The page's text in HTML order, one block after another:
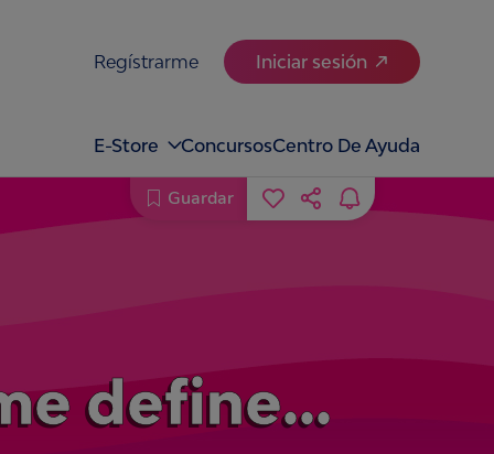
Regístrarme Iniciar sesión
E-Store ConcursosCentro De Ayuda
define…
Guardar